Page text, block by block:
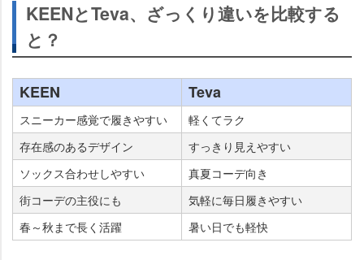
KEENとTeva、ざっくり違いを比較する
と？
KEEN Teva
スニーカー感覚で履きやすい
軽くてラク
存在感のあるデザイン
すっきり見えやすい
ソックス合わせしやすい
真夏コーデ向き
街コーデの主役にも
気軽に毎日履きやすい
春～秋まで長く活躍
暑い日でも軽快